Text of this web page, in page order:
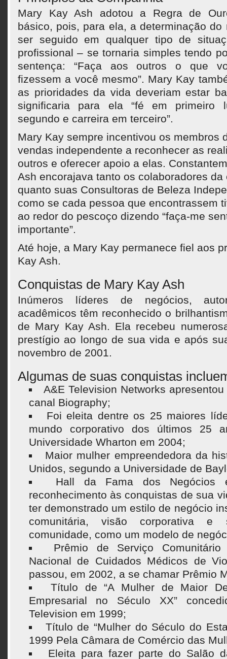
Mary Kay Ash adotou a Regra de
básico, pois, para ela, a determinação do
ser seguido em qualquer tipo de
profissional – se tornaria simples tendo
sentença: “Faça aos outros o que
fizessem a você mesmo”. Mary Kay
as prioridades da vida deveriam estar
significaria para ela “fé em primeiro
segundo e carreira em terceiro”.
Mary Kay sempre incentivou os membros
vendas independente a reconhecer as
outros e oferecer apoio a elas.
Ash encorajava tanto os colaboradores da
quanto suas Consultoras de Beleza
como se cada pessoa que encontrassem
ao redor do pescoço dizendo “faça-me
importante”.
Até hoje, a Mary Kay permanece fiel aos
Kay Ash.
Conquistas de Mary Kay Ash
Inúmeros líderes de negócios,
acadêmicos têm reconhecido o
de Mary Kay Ash. Ela recebeu
prestígio ao longo de sua vida e após
novembro de 2001.
Algumas de suas conquistas
A&E Television Networks
canal Biography;
Foi eleita dentre os 25 maiores
mundo corporativo dos últimos 25
Universidade Wharton em 2004;
Maior mulher empreendedora da
Unidos, segundo a Universidade de
Hall da Fama dos Negócios
reconhecimento às conquistas de sua
ter demonstrado um estilo de negócio
comunitária, visão corporativa
comunidade, como um modelo de
Prêmio de Serviço Comunitário
Nacional de Cuidados Médicos de
passou, em 2002, a se chamar Prêmio
Título de “A Mulher de Maior
Empresarial no Século XX”
Television em 1999;
Título de “Mulher do Século do
1999 Pela Câmara de Comércio das
Eleita para fazer parte do Salão